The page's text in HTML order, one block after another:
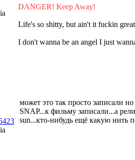
DANGER! Keep Away!
Life's so shitty, but ain't it fuckin
I don't wanna be an angel I just
может это так просто записали
SNAP...к фильму записали...а
sun...кто-нибудь ещё какую нить